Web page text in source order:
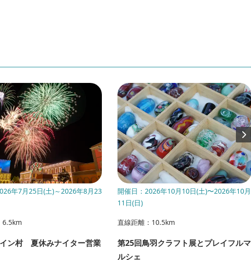
年7月25日(土)～2026年8月23
6.5km
ン村 夏休みナイター営業
開催日：2026年10月10日(土)〜2026年10月
11日(日)
直線距離：10.5km
第25回鳥羽クラフト展とプレイフルマ
ルシェ